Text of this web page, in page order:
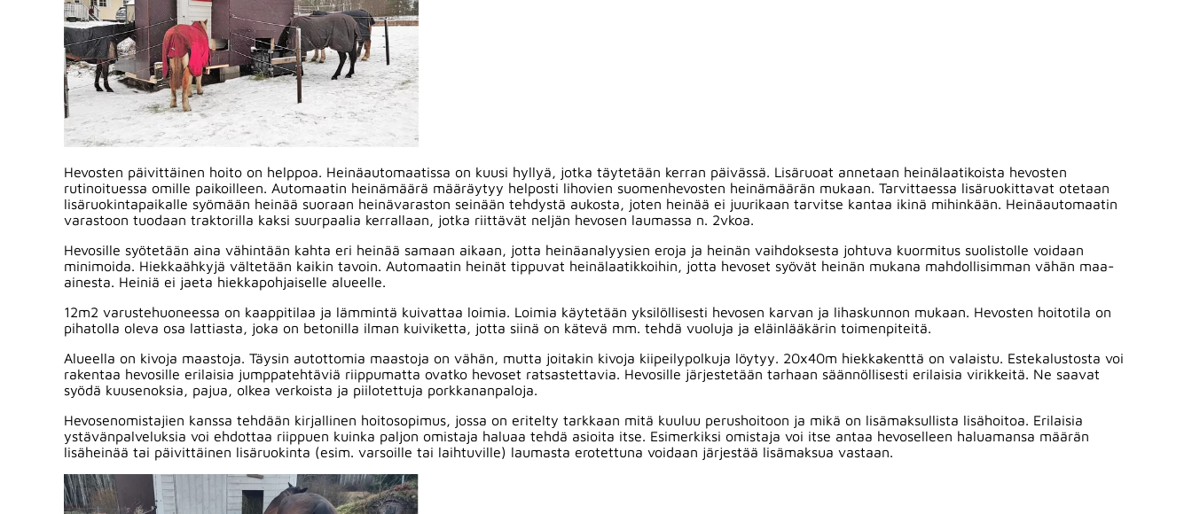
Hevosten päivittäinen hoito on helppoa. Heinäautomaatissa on kuusi hyllyä, jotka täytetään kerran päivässä. Lisäruoat annetaan heinälaatikoista hevosten
rutinoituessa omille paikoilleen. Automaatin heinämäärä määräytyy helposti lihovien suomenhevosten heinämäärän mukaan. Tarvittaessa lisäruokittavat otetaan
lisäruokintapaikalle syömään heinää suoraan heinävaraston seinään tehdystä aukosta, joten heinää ei juurikaan tarvitse kantaa ikinä mihinkään. Heinäautomaatin
varastoon tuodaan traktorilla kaksi suurpaalia kerrallaan, jotka riittävät neljän hevosen laumassa n. 2vkoa.
Hevosille syötetään aina vähintään kahta eri heinää samaan aikaan, jotta heinäanalyysien eroja ja heinän vaihdoksesta johtuva kuormitus suolistolle voidaan
minimoida. Hiekkaähkyjä vältetään kaikin tavoin. Automaatin heinät tippuvat heinälaatikkoihin, jotta hevoset syövät heinän mukana mahdollisimman vähän maa-
ainesta. Heiniä ei jaeta hiekkapohjaiselle alueelle.
12m2 varustehuoneessa on kaappitilaa ja lämmintä kuivattaa loimia. Loimia käytetään yksilöllisesti hevosen karvan ja lihaskunnon mukaan. Hevosten hoitotila on
pihatolla oleva osa lattiasta, joka on betonilla ilman kuiviketta, jotta siinä on kätevä mm. tehdä vuoluja ja eläinlääkärin toimenpiteitä.
Alueella on kivoja maastoja. Täysin autottomia maastoja on vähän, mutta joitakin kivoja kiipeilypolkuja löytyy. 20x40m hiekkakenttä on valaistu. Estekalustosta voi
rakentaa hevosille erilaisia jumppatehtäviä riippumatta ovatko hevoset ratsastettavia. Hevosille järjestetään tarhaan säännöllisesti erilaisia virikkeitä. Ne saavat
syödä kuusenoksia, pajua, olkea verkoista ja piilotettuja porkkananpaloja.
Hevosenomistajien kanssa tehdään kirjallinen hoitosopimus, jossa on eritelty tarkkaan mitä kuuluu perushoitoon ja mikä on lisämaksullista lisähoitoa. Erilaisia
ystävänpalveluksia voi ehdottaa riippuen kuinka paljon omistaja haluaa tehdä asioita itse. Esimerkiksi omistaja voi itse antaa hevoselleen haluamansa määrän
lisäheinää tai päivittäinen lisäruokinta (esim. varsoille tai laihtuville) laumasta erotettuna voidaan järjestää lisämaksua vastaan.